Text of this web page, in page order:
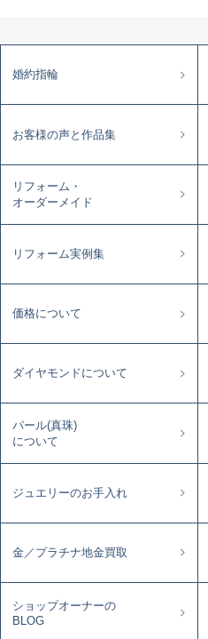
婚約指輪
お客様の声と作品集
リフォーム・
オーダーメイド
リフォーム実例集
価格について
ダイヤモンドについて
パール(真珠)
について
ジュエリーのお手入れ
金／プラチナ地金買取
ショップオーナーの
BLOG